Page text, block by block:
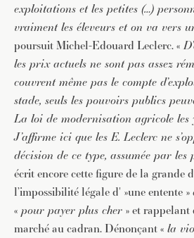
exploitations et les petites (…)
vraiment les éleveurs et on va vers
poursuit Michel-Edouard Leclerc. «
les prix actuels ne sont pas assez
couvrent même pas le compte
stade, seuls les pouvoirs publics
La loi de modernisation agricole les
J’affirme ici que les E. Leclerc ne
décision de ce type, assumée par
écrit encore cette figure de la grande
l’impossibilité légale d' »une entente »
« pour payer plus cher » et
marché au cadran. Dénonçant « la